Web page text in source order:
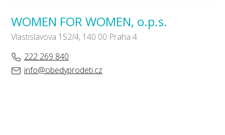
WOMEN FOR WOMEN, o.p.s.
Vlastislavova 152/4, 140 00 Praha 4
222 269 840
info@obedyprodeti.cz